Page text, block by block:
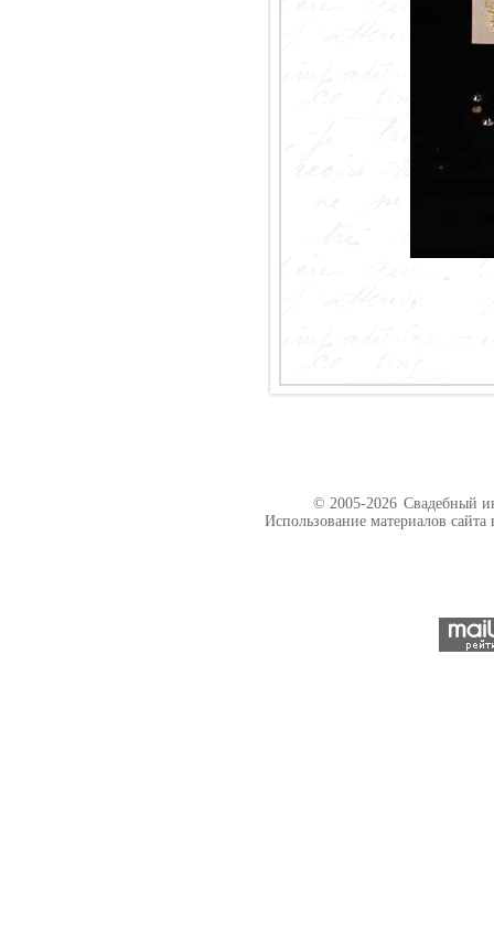
© 2005-2026 Свадебный
Использование материалов